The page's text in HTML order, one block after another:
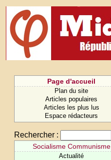
Page d'accueil
Plan du site
Articles populaires
Articles les plus lus
Espace rédacteurs
Rechercher :
Socialisme Communisme
Actualité